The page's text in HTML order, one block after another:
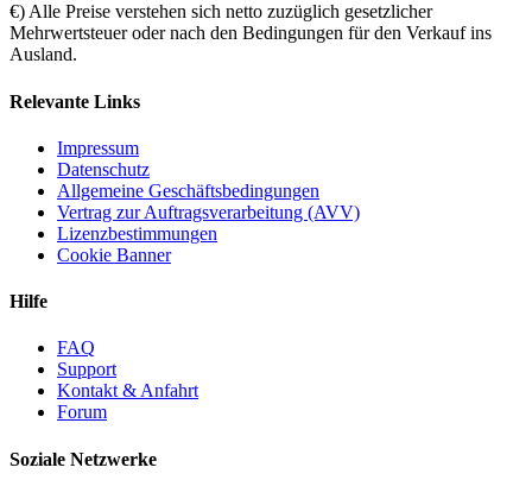
€) Alle Preise verstehen sich netto zuzüglich gesetzlicher
Mehrwertsteuer oder nach den Bedingungen für den Verkauf ins
Ausland.
Relevante Links
Impressum
Datenschutz
Allgemeine Geschäftsbedingungen
Vertrag zur Auftragsverarbeitung (AVV)
Lizenzbestimmungen
Cookie Banner
Hilfe
FAQ
Support
Kontakt & Anfahrt
Forum
Soziale Netzwerke